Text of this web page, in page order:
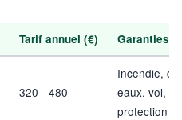
Tarif annuel (€) Garanties
320 - 480
Incendie,
eaux, vol,
protection